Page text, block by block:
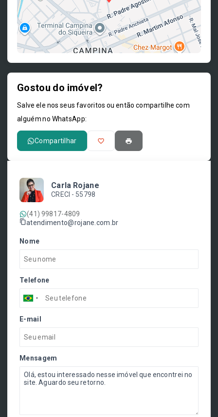
Gostou do imóvel?
Salve ele nos seus favoritos ou então compartilhe com
alguém no WhatsApp:
Compartilhar
Carla Rojane
CRECI - 55798
(41) 99817-4809
atendimento@rojane.com.br
Nome
Telefone
E-mail
Mensagem